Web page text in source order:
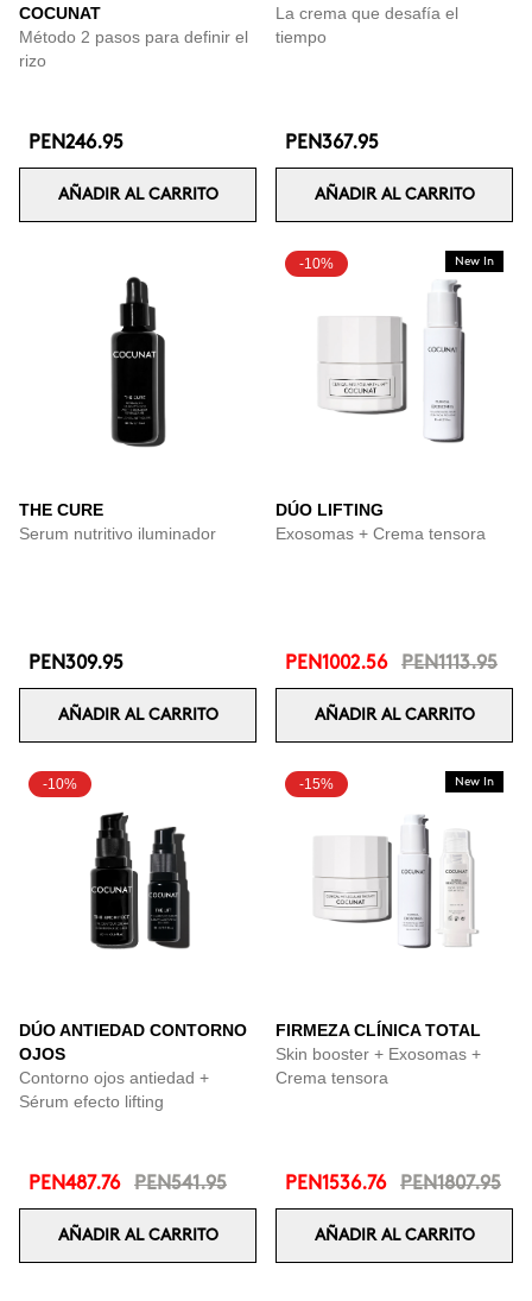
COCUNAT
Método 2 pasos para definir el
rizo
PEN246.95
AÑADIR AL CARRITO
La crema que desafía el
tiempo
PEN367.95
AÑADIR AL CARRITO
THE CURE
Serum nutritivo iluminador
PEN309.95
AÑADIR AL CARRITO
-10% New In
DÚO LIFTING
Exosomas + Crema tensora
PEN1002.56 PEN1113.95
AÑADIR AL CARRITO
-10%
DÚO ANTIEDAD CONTORNO
OJOS
Contorno ojos antiedad +
Sérum efecto lifting
PEN487.76 PEN541.95
AÑADIR AL CARRITO
-15% New In
FIRMEZA CLÍNICA TOTAL
Skin booster + Exosomas +
Crema tensora
PEN1536.76 PEN1807.95
AÑADIR AL CARRITO